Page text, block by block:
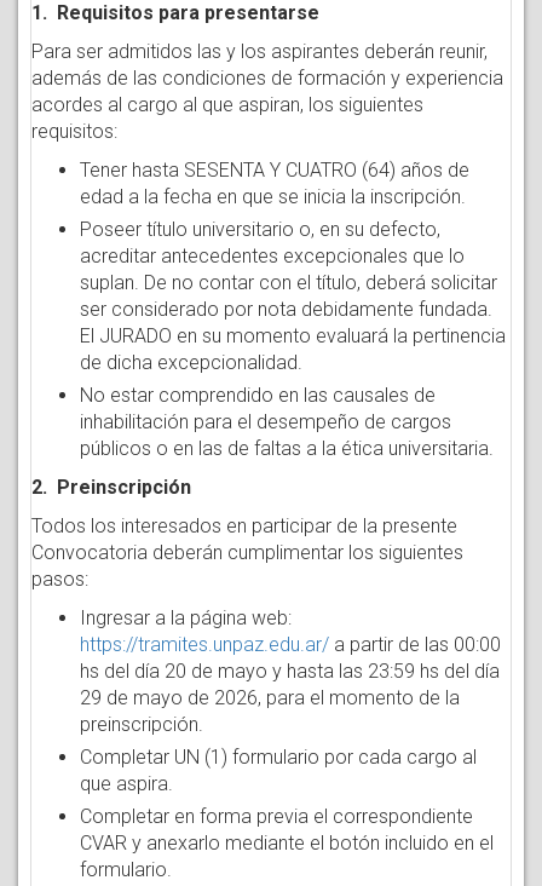
1. Requisitos para presentarse
Para ser admitidos las y los aspirantes deberán reunir,
además de las condiciones de formación y experiencia
acordes al cargo al que aspiran, los siguientes
requisitos:
Tener hasta SESENTA Y CUATRO (64) años de
edad a la fecha en que se inicia la inscripción.
Poseer título universitario o, en su defecto,
acreditar antecedentes excepcionales que lo
suplan. De no contar con el título, deberá solicitar
ser considerado por nota debidamente fundada.
El JURADO en su momento evaluará la pertinencia
de dicha excepcionalidad.
No estar comprendido en las causales de
inhabilitación para el desempeño de cargos
públicos o en las de faltas a la ética universitaria.
2. Preinscripción
Todos los interesados en participar de la presente
Convocatoria deberán cumplimentar los siguientes
pasos:
Ingresar a la página web:
https://tramites.unpaz.edu.ar/ a partir de las 00:00
hs del día 20 de mayo y hasta las 23:59 hs del día
29 de mayo de 2026, para el momento de la
preinscripción.
Completar UN (1) formulario por cada cargo al
que aspira.
Completar en forma previa el correspondiente
CVAR y anexarlo mediante el botón incluido en el
formulario.